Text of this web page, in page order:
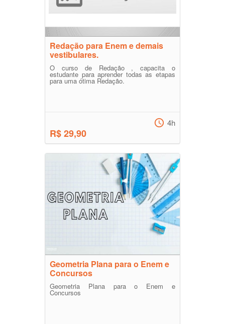
Redação para Enem e demais
vestibulares.
O curso de Redação , capacita o
estudante para aprender todas as etapas
para uma ótima Redação.
R$ 29,90
4h
Geometria Plana para o Enem e
Concursos
Geometria Plana para o Enem e
Concursos